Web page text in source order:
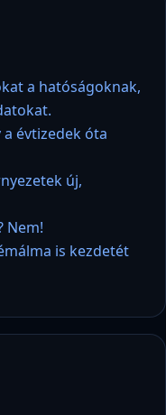
a hatóságoknak,
évtizedek óta
új,
Nem!
is kezdetét